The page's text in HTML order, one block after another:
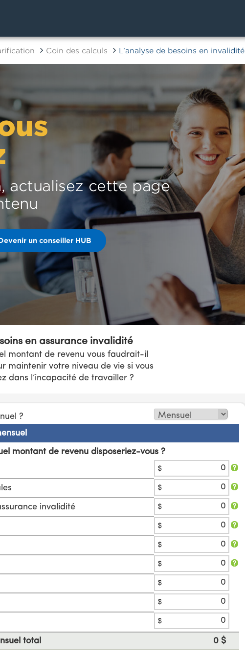
Coin des calculs L’analyse de besoins en invalidité
actualisez cette page
un conseiller HUB